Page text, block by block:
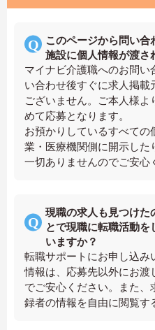
このページから問い合
施設に個人情報が渡さ
マイナビ介護職へのお問い
い合わせ後すぐに求人掲載
ございません。ご本人様
めて応募となります。
お預かりしているすべての
業・医療機関側に開示した
一切ありませんのでご安心
現職の求人も見つけた
とで現職に転職活動を
いますか？
転職サポートにお申し込み
情報は、応募先以外にお渡
でご安心ください。また、
録者の情報を自由に閲覧す